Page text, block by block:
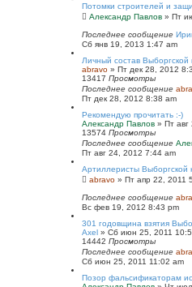
Потомки строителей и
Александр Павлов » Пт
Последнее сообщение
Сб янв 19, 2013 1:47 am
Личный состав Выборгской
abravo » Пт дек 28, 2012
13417 Просмотры
Последнее сообщение
Пт дек 28, 2012 8:38 am
Рекомендую прочитать :-)
Александр Павлов » Пт авг
13574 Просмотры
Последнее сообщение
Пт авг 24, 2012 7:44 am
Артиллеристы Выборгской
abravo » Пт апр 22, 2011
Последнее сообщение
Вс фев 19, 2012 8:43 pm
301 годовщина взятия
Axel » Сб июн 25, 2011
14442 Просмотры
Последнее сообщение
Сб июн 25, 2011 11:02 am
Позор фальсификаторам